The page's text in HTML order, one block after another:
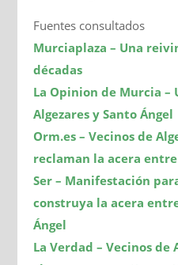
Fuentes consultados
Murciaplaza – Una
décadas
La Opinion de Murcia –
Algezares y Santo Ángel
Orm.es – Vecinos de
reclaman la acera
Ser – Manifestación
construya la acera
Ángel
La Verdad – Vecinos de